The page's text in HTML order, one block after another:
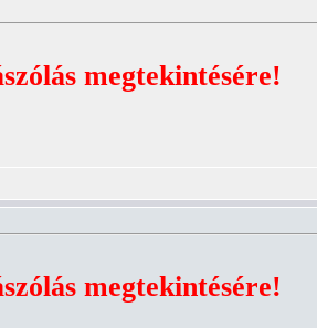
megtekintésére!
megtekintésére!